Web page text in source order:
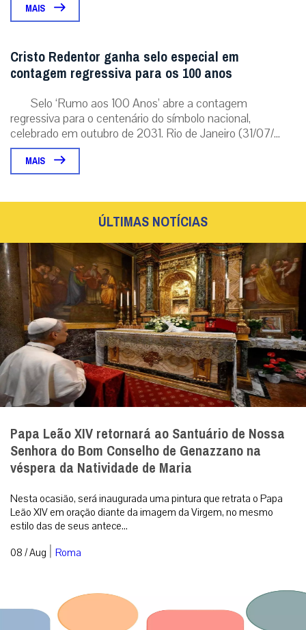
MAIS
Cristo Redentor ganha selo especial em
contagem regressiva para os 100 anos
Selo ‘Rumo aos 100 Anos’ abre a contagem
regressiva para o centenário do símbolo nacional,
celebrado em outubro de 2031. Rio de Janeiro (31/07/...
MAIS
ÚLTIMAS NOTÍCIAS
Papa Leão XIV retornará ao Santuário de Nossa
Senhora do Bom Conselho de Genazzano na
véspera da Natividade de Maria
Nesta ocasião, será inaugurada uma pintura que retrata o Papa
Leão XIV em oração diante da imagem da Virgem, no mesmo
estilo das de seus antece...
08 / Aug | Roma